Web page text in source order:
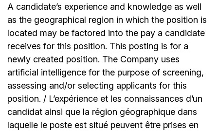
A candidate’s experience and knowledge as well
as the geographical region in which the position is
located may be factored into the pay a candidate
receives for this position. This posting is for a
newly created position. The Company uses
artificial intelligence for the purpose of screening,
assessing and/or selecting applicants for this
position. / L’expérience et les connaissances d’un
candidat ainsi que la région géographique dans
laquelle le poste est situé peuvent être prises en